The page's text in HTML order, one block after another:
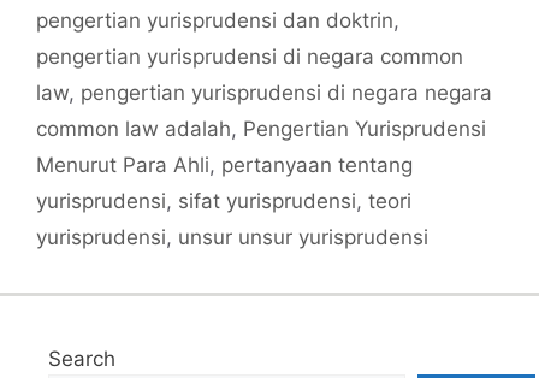
pengertian yurisprudensi dan doktrin,
pengertian yurisprudensi di negara common
law, pengertian yurisprudensi di negara negara
common law adalah, Pengertian Yurisprudensi
Menurut Para Ahli, pertanyaan tentang
yurisprudensi, sifat yurisprudensi, teori
yurisprudensi, unsur unsur yurisprudensi
Search